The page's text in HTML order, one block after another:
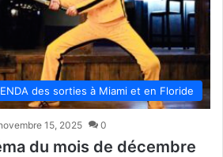
des sorties à Miami et en Floride
15, 2025 0
du mois de décembre